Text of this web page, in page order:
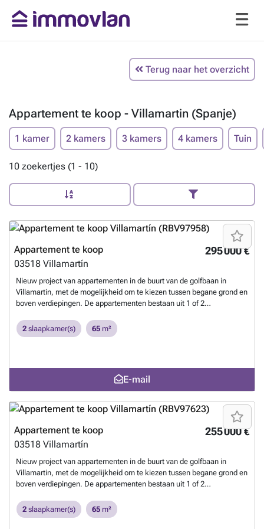
Terug naar het overzicht
Appartement te koop - Villamartin (Spanje)
1 kamer 2 kamers 3 kamers 4 kamers Tuin
10 zoekertjes (1 - 10)
295 000 €
Appartement te koop
03518 Villamartín
Nieuw project van appartementen in de buurt van de golfbaan in
Villamartin, met de mogelijkheid om te kiezen tussen begane grond en
boven verdiepingen. De appartementen bestaan uit 1 of 2
moderne keuken. Alle woningen hebben een terras en sommige
begane grond appartementen beschikken over een tuin. Het
winkelcentrum en op 10 minuten afstand van de stad San Miguel de
Salinas, met alle voorzieningen.Meer weten?
2 slaapkamer(s) 65 m²
E-mail
255 000 €
Appartement te koop
03518 Villamartín
Nieuw project van appartementen in de buurt van de golfbaan in
Villamartin, met de mogelijkheid om te kiezen tussen begane grond en
boven verdiepingen. De appartementen bestaan uit 1 of 2
moderne keuken. Alle woningen hebben een terras en sommige
begane grond appartementen beschikken over een tuin. Het
2 slaapkamer(s) 65 m²